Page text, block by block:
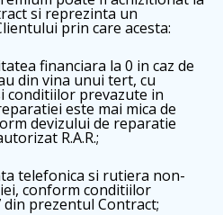
si reprezinta un
prin care acesta:
financiara la 0 in caz de
din vina unui tert, cu
conditiilor prevazute in
este mai mica de
devizului de reparatie
R.A.R.;
telefonica si rutiera non-
conform conditiilor
prezentul Contract;